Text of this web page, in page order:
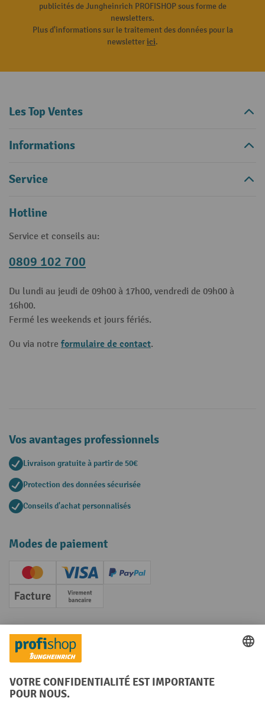
publicités de Jungheinrich PROFISHOP sous forme de
newsletters.
Plus d'informations sur le traitement des données pour la
newsletterici.
Les Top Ventes
Informations
Service
Hotline
Service et conseils au:
0809 102 700
Du lundi au jeudi de 09h00 à 17h00, vendredi de 09h00 à
16h00.
Fermé les weekends et jours fériés.
Ou via notre formulaire de contact.
Vos avantages professionnels
Livraison gratuite à partir de 50€
Protection des données sécurisée
Conseils d'achat personnalisés
Modes de paiement
Creditcard (Master)Creditcard (Visa)
PayPal
Facture Paiement anticipé
Réseaux sociaux
Facebook
YouTube
LinkedInInstagram